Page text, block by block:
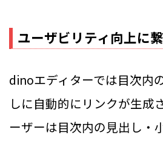
ユーザビリティ向上に
dinoエディターでは目次内
しに自動的にリンクが生成
ーザーは目次内の見出し・